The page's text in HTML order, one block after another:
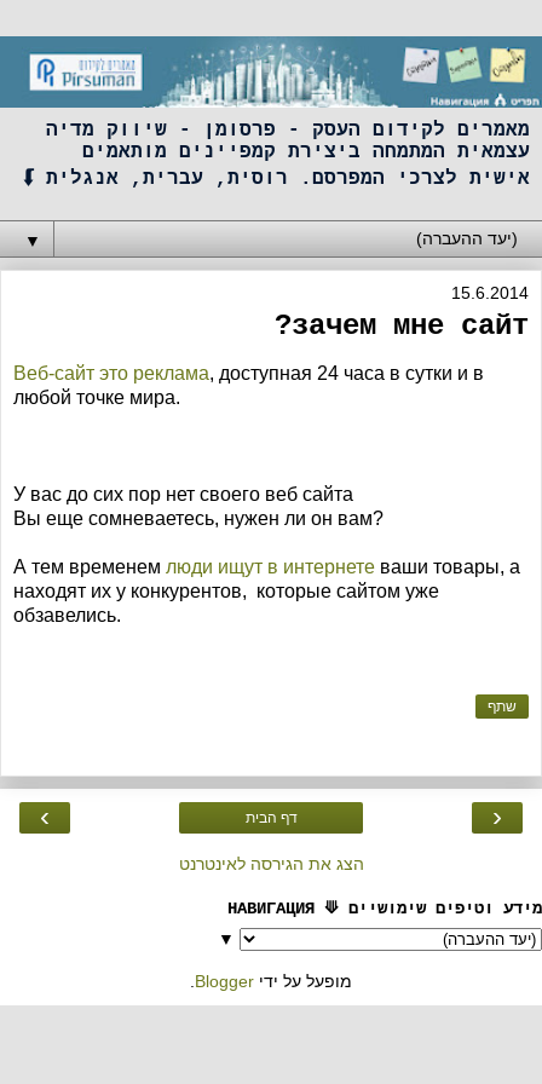
מאמרים לקידום העסק - פרסומן - שיווק מדיה
עצמאית המתמחה ביצירת קמפיינים מותאמים
אישית לצרכי המפרסם. רוסית, עברית, אנגלית ⮮
▼
15.6.2014
зачем мне сайт?
Веб-сайт это реклама, доступная 24 часа в сутки и в
любой точке мира.
У вас до сих пор нет своего веб сайта
?Вы еще сомневаетесь, нужен ли он вам
А тем временем люди ищут в интернете ваши товары, а
находят их у конкурентов, которые сайтом уже
обзавелись.
שתף
‹
› דף הבית
הצג את הגירסה לאינטרנט
מידע וטיפים שימושיים ⟱ НАВИГАЦИЯ
▼
מופעל על ידי Blogger